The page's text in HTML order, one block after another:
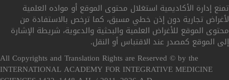
تمنع إدارة الأكاديمية استغلال محتوى الموقع أو مواده العلمية
لأغراض تجارية دون إذن خطي مسبق، كما ترخص بالاستفادة من
محتوى الموقع للأغراض العلمية والبحثية والدعوية، شريطة الإشارة
إلى الموقع كمصدر عند الاقتباس أو النقل.
All Copyrights and Translation Rights are Reserved © by the
INTERNATIONAL ACADEMY FOR INTEGRATIVE MEDICINE